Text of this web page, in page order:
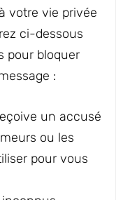
votre vie privée
ci-dessous
pour bloquer
:
un accusé
ou les
pour vous